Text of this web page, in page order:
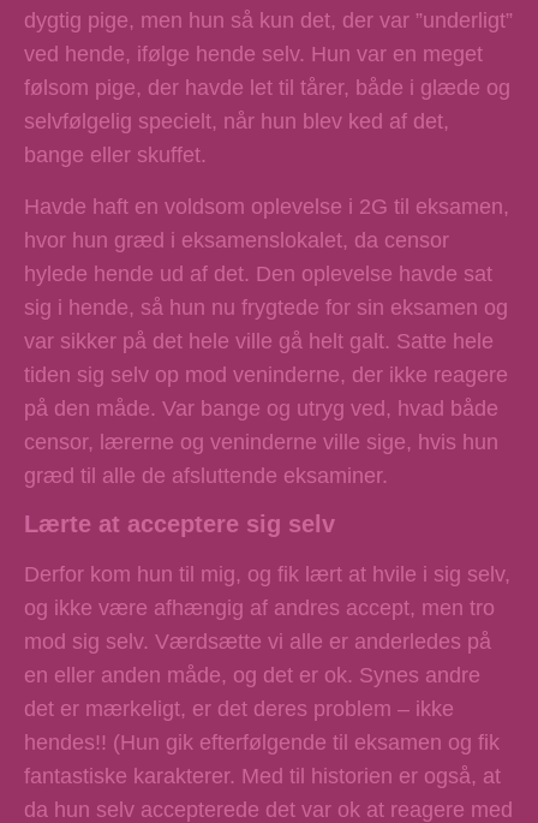
dygtig pige, men hun så kun det, der var ”underligt”
ved hende, ifølge hende selv. Hun var en meget
følsom pige, der havde let til tårer, både i glæde og
selvfølgelig specielt, når hun blev ked af det,
bange eller skuffet.
Havde haft en voldsom oplevelse i 2G til eksamen,
hvor hun græd i eksamenslokalet, da censor
hylede hende ud af det. Den oplevelse havde sat
sig i hende, så hun nu frygtede for sin eksamen og
var sikker på det hele ville gå helt galt. Satte hele
tiden sig selv op mod veninderne, der ikke reagere
på den måde. Var bange og utryg ved, hvad både
censor, lærerne og veninderne ville sige, hvis hun
græd til alle de afsluttende eksaminer.
Lærte at acceptere sig selv
Derfor kom hun til mig, og fik lært at hvile i sig selv,
og ikke være afhængig af andres accept, men tro
mod sig selv. Værdsætte vi alle er anderledes på
en eller anden måde, og det er ok. Synes andre
det er mærkeligt, er det deres problem – ikke
hendes!! (Hun gik efterfølgende til eksamen og fik
fantastiske karakterer. Med til historien er også, at
da hun selv accepterede det var ok at reagere med